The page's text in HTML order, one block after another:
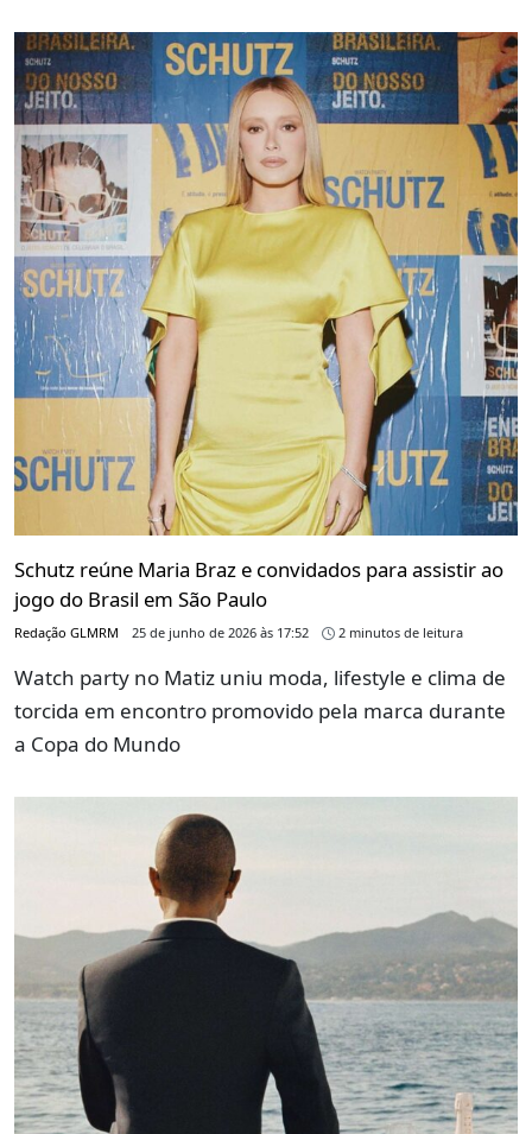
Schutz reúne Maria Braz e convidados para assistir ao
jogo do Brasil em São Paulo
Redação GLMRM 25 de junho de 2026 às 17:52 2 minutos de leitura
Watch party no Matiz uniu moda, lifestyle e clima de
torcida em encontro promovido pela marca durante
a Copa do Mundo